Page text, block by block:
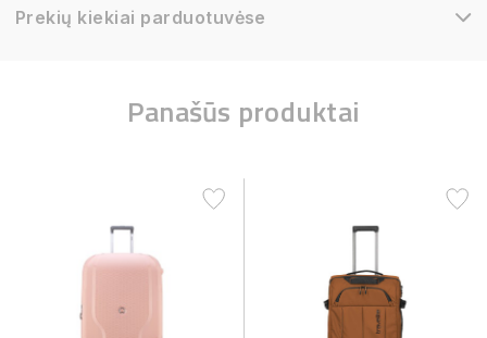
Prekių kiekiai parduotuvėse
Panašūs produktai